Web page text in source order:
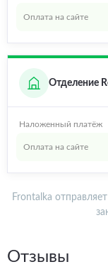
Оплата на сайте
Отделение
Наложенный платёж
Оплата на сайте
Frontalka
Отзывы